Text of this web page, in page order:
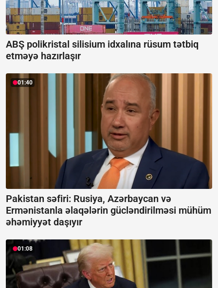
ABŞ polikristal silisium idxalına rüsum tətbiq
etməyə hazırlaşır
01:40
Pakistan səfiri: Rusiya, Azərbaycan və
Ermənistanla əlaqələrin gücləndirilməsi mühüm
əhəmiyyət daşıyır
01:08